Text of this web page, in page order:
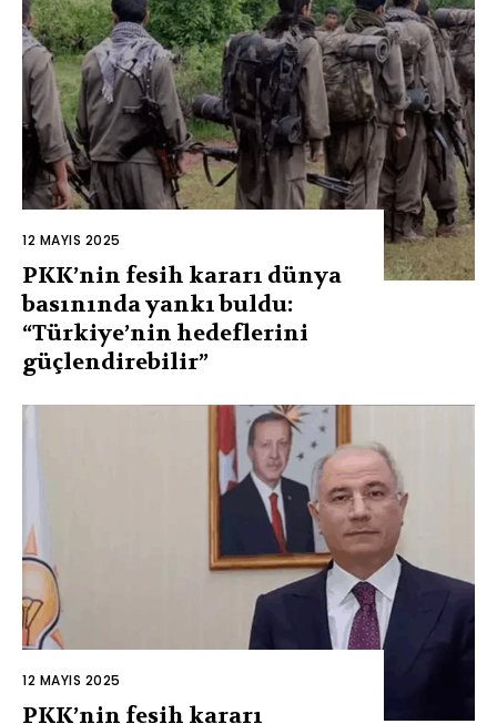
12 MAYIS 2025
PKK’nin fesih kararı dünya
basınında yankı buldu:
“Türkiye’nin hedeflerini
güçlendirebilir”
12 MAYIS 2025
PKK’nin fesih kararı